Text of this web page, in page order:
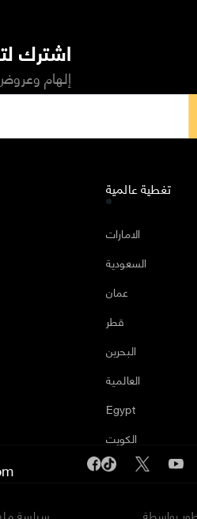
اشترك
إلهام
تغطية عالمية
الامارات
السعودية
عمان
قطر
البحرين
العالمية
Egypt
الكويت
سياسة